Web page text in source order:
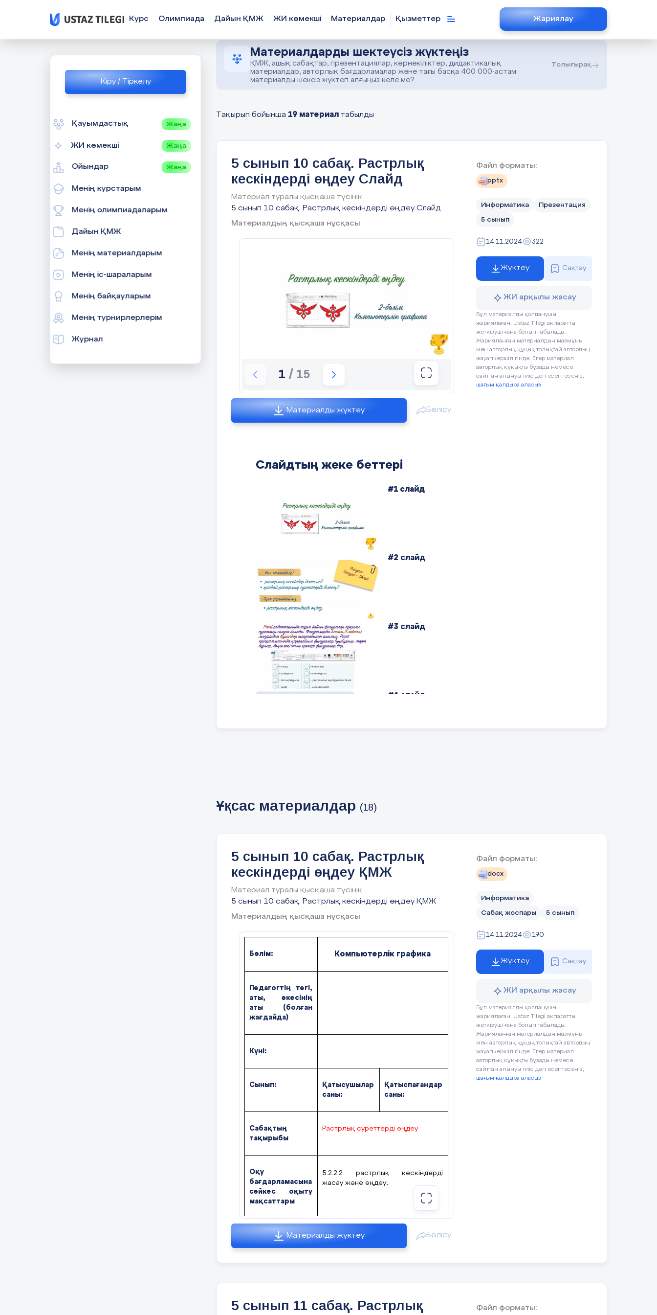
Кіру / Тіркелу
Қауымдастық Жаңа
ЖИ көмекші Жаңа
Ойындар Жаңа
Менің курстарым
Менің олимпиадаларым
Дайын ҚМЖ
Менің материалдарым
Менің іс-шараларым
Менің байқауларым
Менің турнирлерлерім
Журнал
Курс Олимпиада Дайын ҚМЖ ЖИ көмекші Материалдар Қызметтер Жариялау
Материалдарды шектеусіз жүктеңіз
ҚМЖ, ашық сабақтар, презентациялар, көрнекіліктер, дидактикалық
материалдар, авторлық бағдарламалар және тағы басқа 400 000-астам
материалды шексіз жүктеп алғыңыз келе ме?
Толығырақ
Тақырып бойынша 19 материал табылды
5 сынып 10 сабақ. Растрлық
кескіндерді өңдеу Слайд
Материал туралы қысқаша түсінік
5 сынып 10 сабақ. Растрлық кескіндерді өңдеу Слайд
Материалдың қысқаша нұсқасы
1 / 15
Материалды жүктеу Бөлісу
Слайдтың жеке беттері
#1 слайд
#2 слайд
#3 слайд
#4 слайд
#6 слайд
#7 слайд
#8 слайд
#11 слайд
#12 слайд
Файл форматы:
pptx
Информатика Презентация
5 сынып
14.11.2024 322
Жүктеу Сақтау
ЖИ арқылы жасау
Бұл материалды қолданушы
жариялаған. Ustaz Tilegi ақпаратты
жеткізуші ғана болып табылады.
Жарияланған материалдың мазмұны
мен авторлық құқық толықтай автордың
жауапкершілігінде. Егер материал
авторлық құқықты бұзады немесе
сайттан алынуы тиіс деп есептесеңіз,
шағым қалдыра аласыз
Ұқсас материалдар (18)
5 сынып 10 сабақ. Растрлық
кескіндерді өңдеу ҚМЖ
Материал туралы қысқаша түсінік
5 сынып 10 сабақ. Растрлық кескіндерді өңдеу ҚМЖ
Материалдың қысқаша нұсқасы
Бөлім: Компьютерлік графика
Педагогтің тегі,
аты, әкесінің
аты (болған
жағдайда)
Күні:
Сынып:
Қатысушылар
саны:
Қатыспағандар
саны:
Сабақтың
тақырыбы
Растрлық суреттерді өңдеу
Оқу
бағдарламасына
сәйкес оқыту
мақсаттары
5.2.2.2 растрлық кескіндерді
жасау және өңдеу;
Сабақтың
мақсаты
Растрлық кескіндерді жасау және
Материалды жүктеу Бөлісу
Файл форматы:
docx
Информатика
Сабақ жоспары 5 сынып
14.11.2024 170
Жүктеу Сақтау
ЖИ арқылы жасау
Бұл материалды қолданушы
жариялаған. Ustaz Tilegi ақпаратты
жеткізуші ғана болып табылады.
Жарияланған материалдың мазмұны
мен авторлық құқық толықтай автордың
жауапкершілігінде. Егер материал
авторлық құқықты бұзады немесе
сайттан алынуы тиіс деп есептесеңіз,
шағым қалдыра аласыз
5 сынып 11 сабақ. Растрлық
Файл форматы: